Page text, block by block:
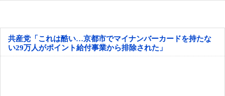
共産党「これは酷い…京都市でマイナンバーカードを持たな
い29万人がポイント給付事業から排除された」